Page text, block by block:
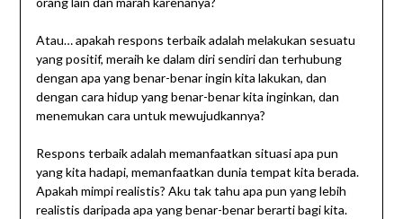
Atau… apakah respons terbaik adalah melakukan sesuatu
yang positif, meraih ke dalam diri sendiri dan terhubung
dengan apa yang benar-benar ingin kita lakukan, dan
dengan cara hidup yang benar-benar kita inginkan, dan
menemukan cara untuk mewujudkannya?
Respons terbaik adalah memanfaatkan situasi apa pun
yang kita hadapi, memanfaatkan dunia tempat kita berada.
Apakah mimpi realistis? Aku tak tahu apa pun yang lebih
realistis daripada apa yang benar-benar berarti bagi kita.